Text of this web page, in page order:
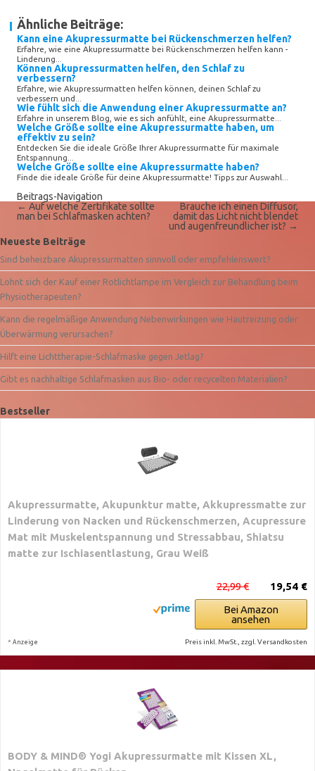
Ähnliche Beiträge:
Kann eine Akupressurmatte bei Rückenschmerzen helfen?
Erfahre, wie eine Akupressurmatte bei Rückenschmerzen helfen kann -
Linderung...
Können Akupressurmatten helfen, den Schlaf zu
verbessern?
Erfahre, wie Akupressurmatten helfen können, deinen Schlaf zu
verbessern und...
Wie fühlt sich die Anwendung einer Akupressurmatte an?
Erfahre in unserem Blog, wie es sich anfühlt, eine Akupressurmatte...
Welche Größe sollte eine Akupressurmatte haben, um
effektiv zu sein?
Entdecken Sie die ideale Größe Ihrer Akupressurmatte für maximale
Entspannung...
Welche Größe sollte eine Akupressurmatte haben?
Finde die ideale Größe für deine Akupressurmatte! Tipps zur Auswahl...
Beitrags-Navigation
← Auf welche Zertifikate sollte
man bei Schlafmasken achten?
Brauche ich einen Diffusor,
damit das Licht nicht blendet
und augenfreundlicher ist? →
Neueste Beiträge
Sind beheizbare Akupressurmatten sinnvoll oder empfehlenswert?
Lohnt sich der Kauf einer Rotlichtlampe im Vergleich zur Behandlung beim
Physiotherapeuten?
Kann die regelmäßige Anwendung Nebenwirkungen wie Hautreizung oder
Überwärmung verursachen?
Hilft eine Lichttherapie-Schlafmaske gegen Jetlag?
Gibt es nachhaltige Schlafmasken aus Bio- oder recycelten Materialien?
Bestseller
Akupressurmatte, Akupunktur matte, Akkupressmatte zur
Linderung von Nacken und Rückenschmerzen, Acupressure
Mat mit Muskelentspannung und Stressabbau, Shiatsu
matte zur Ischiasentlastung, Grau Weiß
19,54 €
22,99 €
Bei Amazon
ansehen
* Anzeige Preis inkl. MwSt., zzgl. Versandkosten
BODY & MIND® Yogi Akupressurmatte mit Kissen XL,